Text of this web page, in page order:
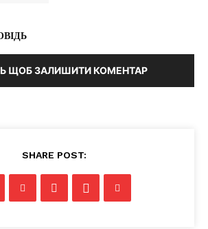
ЩОБ ЗАЛИШИТИ КОМЕНТАР
SHARE POST: